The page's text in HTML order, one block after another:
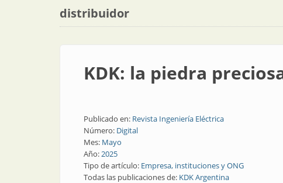
distribuidor
KDK: la piedra
Publicado en: Revista Ingeniería Eléctrica
Número: Digital
Mes: Mayo
Año:2025
Tipo de artículo: Empresa, instituciones y ONG
Todas las publicaciones de: KDK Argentina